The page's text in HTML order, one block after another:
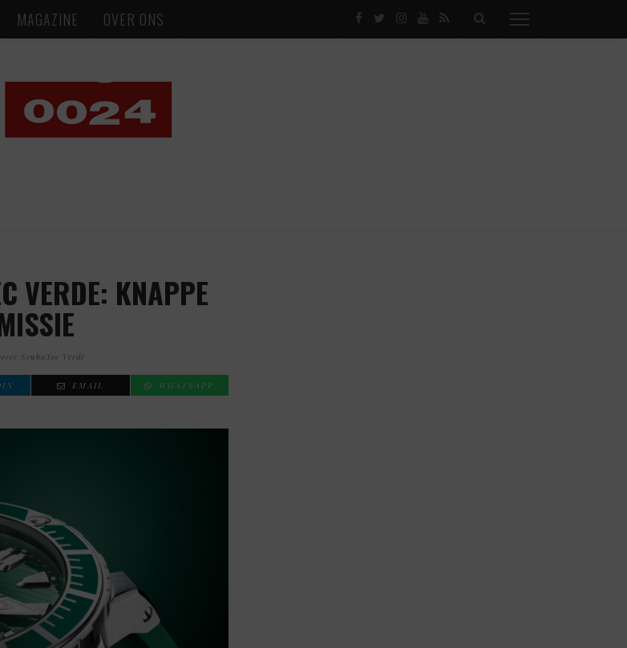
MAGAZINE OVER ONS
VERDE: KNAPPE
ScubaTec Verde
EMAIL WHATSAPP